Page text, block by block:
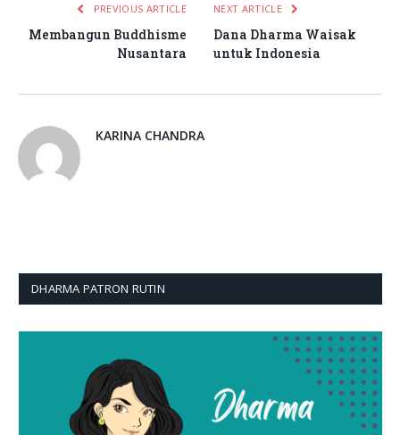
PREVIOUS ARTICLE
Membangun Buddhisme
Nusantara
NEXT ARTICLE
Dana Dharma Waisak
untuk Indonesia
KARINA CHANDRA
DHARMA PATRON RUTIN